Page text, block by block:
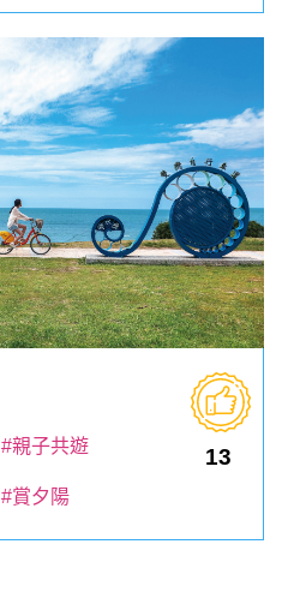
13
#親子共遊
#賞夕陽